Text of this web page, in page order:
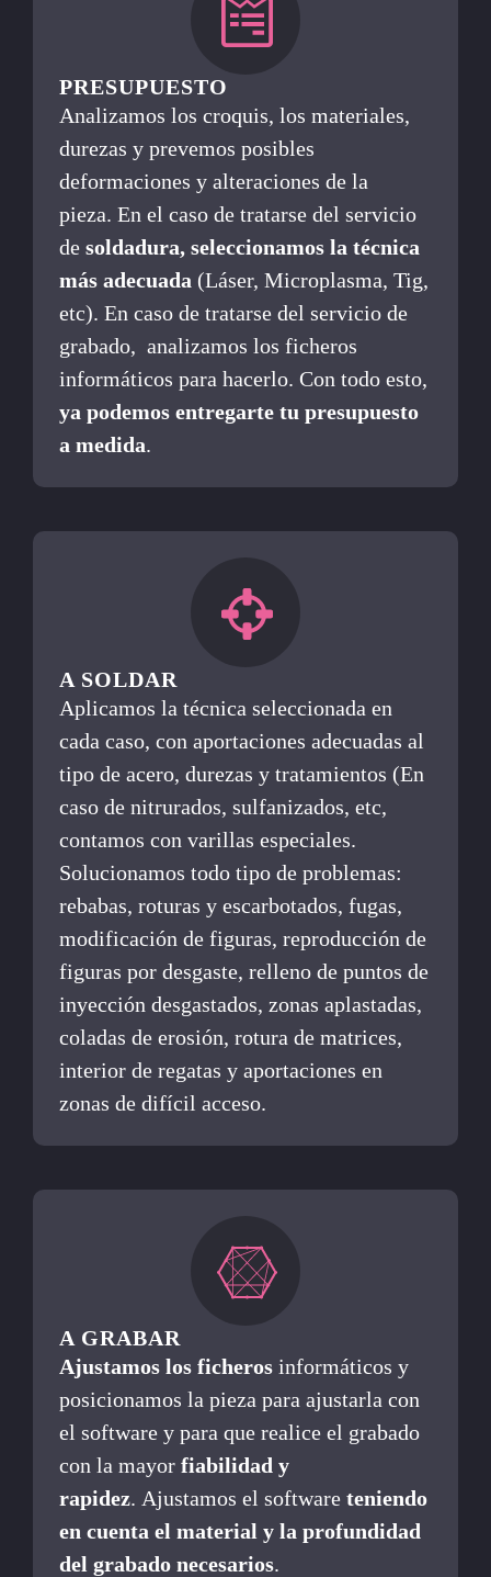
PRESUPUESTO
Analizamos los croquis, los materiales,
durezas y prevemos posibles
deformaciones y alteraciones de la
pieza. En el caso de tratarse del servicio
de soldadura, seleccionamos la técnica
más adecuada (Láser, Microplasma, Tig,
etc). En caso de tratarse del servicio de
grabado, analizamos los ficheros
informáticos para hacerlo. Con todo esto,
ya podemos entregarte tu presupuesto
a medida.
A SOLDAR
Aplicamos la técnica seleccionada en
cada caso, con aportaciones adecuadas al
tipo de acero, durezas y tratamientos (En
caso de nitrurados, sulfanizados, etc,
contamos con varillas especiales.
Solucionamos todo tipo de problemas:
rebabas, roturas y escarbotados, fugas,
modificación de figuras, reproducción de
figuras por desgaste, relleno de puntos de
inyección desgastados, zonas aplastadas,
coladas de erosión, rotura de matrices,
interior de regatas y aportaciones en
zonas de difícil acceso.
A GRABAR
Ajustamos los ficheros informáticos y
posicionamos la pieza para ajustarla con
el software y para que realice el grabado
con la mayor fiabilidad y
rapidez. Ajustamos el software teniendo
en cuenta el material y la profundidad
del grabado necesarios.